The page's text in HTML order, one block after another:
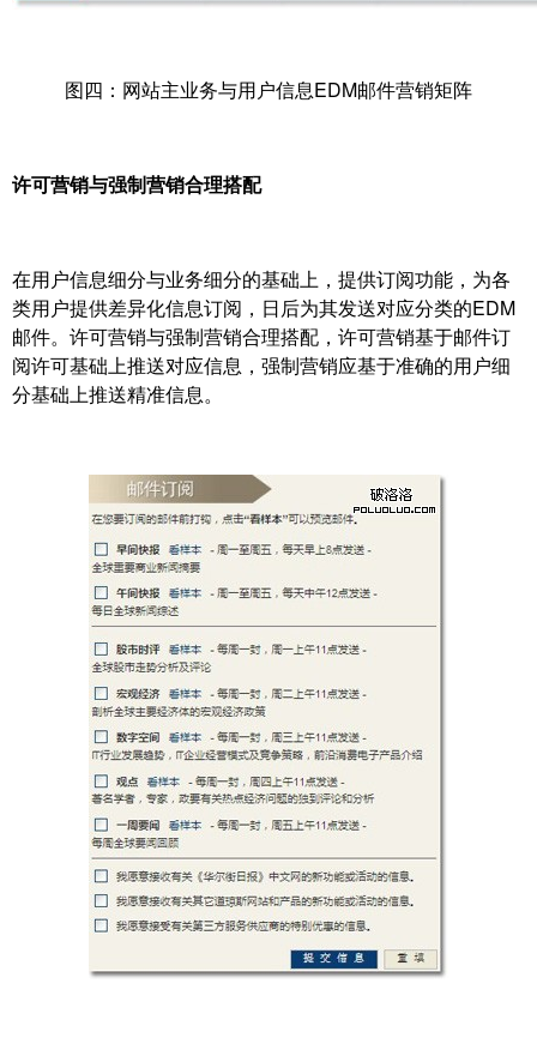
图四：网站主业务与用户信息EDM邮件营销矩阵
许可营销与强制营销合理搭配
在用户信息细分与业务细分的基础上，提供订阅功能，为各
类用户提供差异化信息订阅，日后为其发送对应分类的EDM
邮件。许可营销与强制营销合理搭配，许可营销基于邮件订
阅许可基础上推送对应信息，强制营销应基于准确的用户细
分基础上推送精准信息。